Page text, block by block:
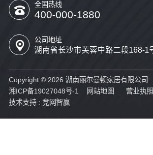
全国热线
400-000-1880
公司地址
湖南省长沙市芙蓉中路二段168-1
Copyright © 2026 湖南丽尔曼顿家居有限公司
湘ICP备19027048号-1
网站地图
营业执照
技术支持 : 竞网智赢